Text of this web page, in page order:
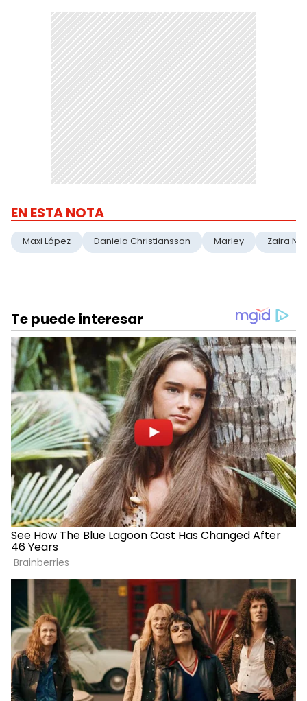
EN ESTA NOTA
Maxi López Daniela Christiansson Marley Zaira